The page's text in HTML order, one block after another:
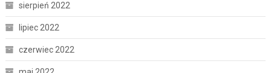
sierpień 2022
lipiec 2022
czerwiec 2022